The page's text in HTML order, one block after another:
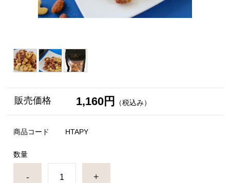
販売価格 1,160円 （税込み）
商品コード HTAPY
数量
- +